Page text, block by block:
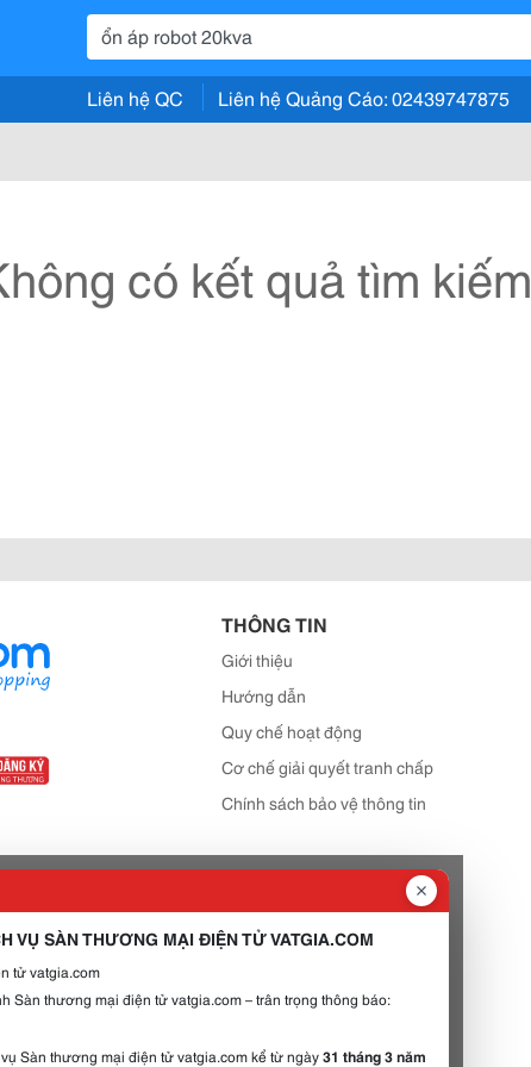
Liên hệ QC Liên hệ Quảng Cáo: 02439747875
có kết quả tìm kiếm
THÔNG TIN
Giới thiệu
Hướng dẫn
Quy chế hoạt động
Cơ chế giải quyết tranh chấp
Chính sách bảo vệ thông tin
VỤ SÀN THƯƠNG MẠI ĐIỆN TỬ VATGIA.COM
tử vatgia.com
Sàn thương mại điện tử vatgia.com – trân trọng thông báo:
Sàn thương mại điện tử vatgia.com kể từ ngày31 tháng 3 năm